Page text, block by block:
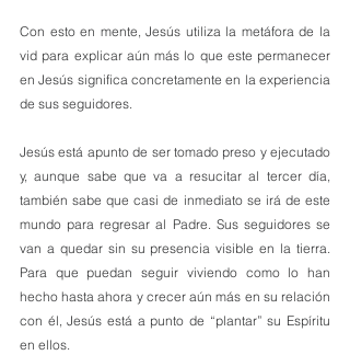
Con esto en mente, Jesús utiliza la metáfora de la
vid para explicar aún más lo que este permanecer
en Jesús significa concretamente en la experiencia
de sus seguidores.
Jesús está apunto de ser tomado preso y ejecutado
y, aunque sabe que va a resucitar al tercer día,
también sabe que casi de inmediato se irá de este
mundo para regresar al Padre. Sus seguidores se
van a quedar sin su presencia visible en la tierra.
Para que puedan seguir viviendo como lo han
hecho hasta ahora y crecer aún más en su relación
con él, Jesús está a punto de “plantar” su Espíritu
en ellos.